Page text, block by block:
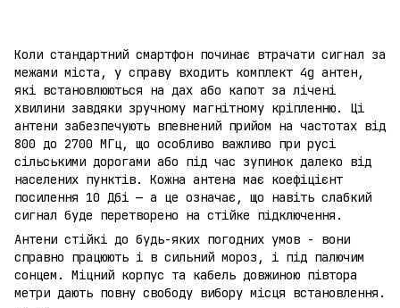
Коли стандартний смартфон починає втрачати сигнал за
межами міста, у справу входить комплект 4g антен,
які встановлюються на дах або капот за лічені
хвилини завдяки зручному магнітному кріпленню. Ці
антени забезпечують впевнений прийом на частотах від
800 до 2700 МГц, що особливо важливо при русі
сільськими дорогами або під час зупинок далеко від
населених пунктів. Кожна антена має коефіцієнт
посилення 10 Дбі — а це означає, що навіть слабкий
сигнал буде перетворено на стійке підключення.
Антени стійкі до будь-яких погодних умов - вони
справно працюють і в сильний мороз, і під палючим
сонцем. Міцний корпус та кабель довжиною півтора
метри дають повну свободу вибору місця встановлення.